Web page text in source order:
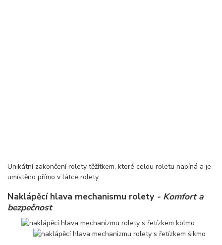
Unikátní zakončení rolety těžítkem, které celou roletu napíná a je
umístěno přímo v látce rolety.
Naklápěcí hlava mechanismu rolety - Komfort a
bezpečnost